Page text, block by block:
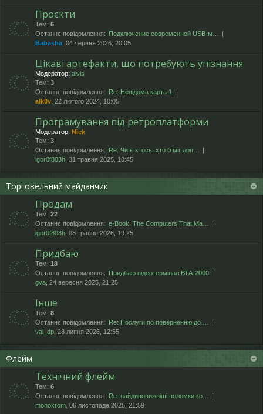
Проєкти
Тем: 6
Останнє повідомлення:
Подключение современной USB-м…
Babasha , 04 червня 2026, 20:05
Цікаві артефакти, що потребують упізнання
Модератор: alvis
Тем: 3
Останнє повідомлення:
Re: Невідома карта 1
alk0v , 22 лютого 2024, 10:05
Програмування під ретроплатформи
Модератор: Nick
Тем: 3
Останнє повідомлення:
Re: Чи є хтось, хто б міг доп…
igor0f803h , 31 травня 2025, 10:45
Торговельний майданчик
Продам
Тем: 22
Останнє повідомлення: e-Book: The Computers That Ma…
igor0f803h , 08 травня 2026, 19:25
Придбаю
Тем: 18
Останнє повідомлення:
Придбаю відеотермінал ВТА-2000
gva , 24 вересня 2025, 21:25
Інше
Тем: 8
Останнє повідомлення:
Re: Послуги по поверненню до …
val_dp , 28 липня 2026, 12:55
Флейм
Технічний флейм
Тем: 6
Останнє повідомлення:
Re: найдивовижніші поломки ко…
monoxrom , 06 листопада 2025, 21:59